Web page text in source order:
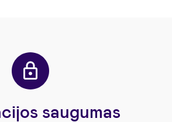
saugumas